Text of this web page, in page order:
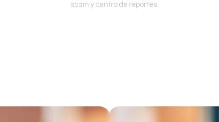
spam y centro de reportes.